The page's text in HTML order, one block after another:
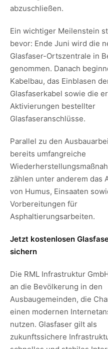
abzuschließen.
Ein wichtiger Meilenstein
bevor: Ende Juni wird die
Glasfaser-Ortszentrale in
genommen. Danach
Kabelbau, das Einblasen
Glasfaserkabel sowie die
Aktivierungen bestellter
Glasfaseranschlüsse.
Parallel zu den
bereits umfangreiche
zählen unter anderem das
von Humus, Einsaaten
Vorbereitungen für
Asphaltierungsarbeiten.
Jetzt kostenlosen
sichern
Die RML Infrastruktur
an die Bevölkerung in den
Ausbaugemeinden, die
einen modernen
nutzen. Glasfaser gilt als
zukunftssichere